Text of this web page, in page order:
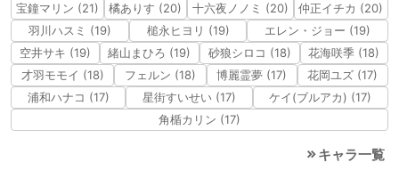
宝鐘マリン (21)
橘ありす (20) 十六夜ノノミ (20)
仲正イチカ (20)
羽川ハスミ (19)
槌永ヒヨリ (19)
エレン・ジョー (19)
空井サキ (19)
緒山まひろ (19) 砂狼シロコ (18)
花海咲季 (18)
才羽モモイ (18)
フェルン (18) 博麗霊夢 (17)
花岡ユズ (17)
浦和ハナコ (17)
星街すいせい (17)
ケイ(ブルアカ) (17)
角楯カリン (17)
キャラ一覧